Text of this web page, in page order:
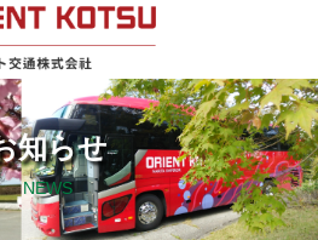
知らせ
NEWS